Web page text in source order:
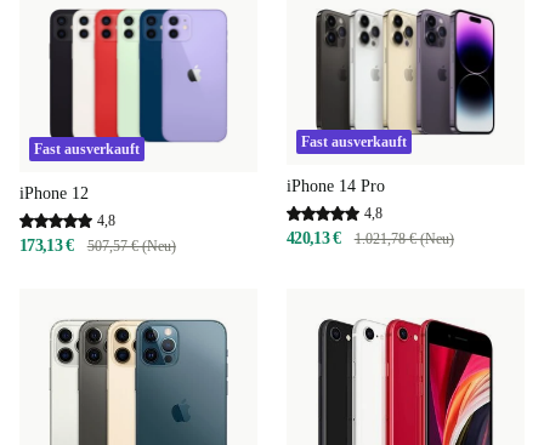
Fast ausverkauft
iPhone 12
4,8
173,13 € 507,57 € (Neu)
Fast ausverkauft
iPhone 14 Pro
4,8
420,13 € 1.021,78 € (Neu)